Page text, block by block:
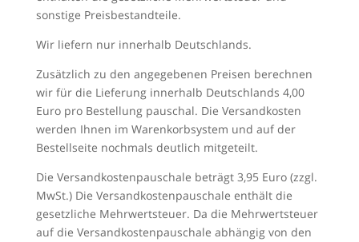
sonstige Preisbestandteile.
Wir liefern nur innerhalb Deutschlands.
Zusätzlich zu den angegebenen Preisen berechnen
wir für die Lieferung innerhalb Deutschlands 4,00
Euro pro Bestellung pauschal. Die Versandkosten
werden Ihnen im Warenkorbsystem und auf der
Bestellseite nochmals deutlich mitgeteilt.
Die Versandkostenpauschale beträgt 3,95 Euro (zzgl.
MwSt.) Die Versandkostenpauschale enthält die
gesetzliche Mehrwertsteuer. Da die Mehrwertsteuer
auf die Versandkostenpauschale abhängig von den